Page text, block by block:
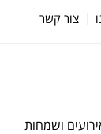
צור קשר
ושמחות